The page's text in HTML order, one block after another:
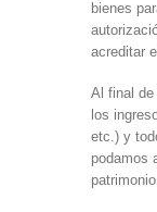
bienes
acreditar
Al final de
los
etc.) y
podamos